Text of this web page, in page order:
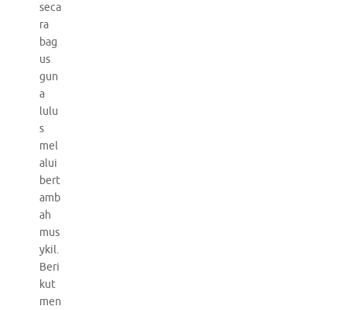
seca
ra
bag
us
gun
a
lulu
s
mel
alui
bert
amb
ah
mus
ykil.
Beri
kut
men